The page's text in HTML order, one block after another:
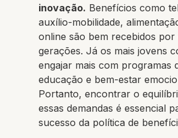
inovação. Benefícios como
auxílio-mobilidade,
online são bem recebidos por
gerações. Já os mais jovens
engajar mais com programas
educação e bem-estar
Portanto, encontrar o
essas demandas é essencial
sucesso da política de